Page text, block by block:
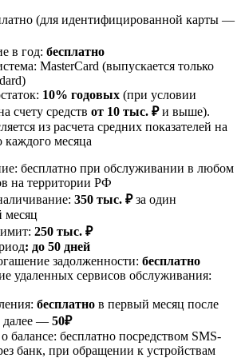
(для идентифицированной карты —
в год: бесплатно
MasterCard (выпускается только
10% годовых (при условии
счету средств от 10 тыс. ₽и выше).
из расчета средних показателей на
каждого месяца
бесплатно при обслуживании в любом
на территории РФ
350 тыс. ₽за один
месяц
250 тыс. ₽
: до 50 дней
задолженности: бесплатно
удаленных сервисов обслуживания:
бесплатно в первый месяц после
далее — 50₽
балансе: бесплатно посредством SMS-
банк, при обращении к устройствам